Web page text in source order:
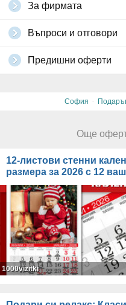
За фирмата
Въпроси и отговори
Предишни оферти
София ·
Още
12-листови стенни
размера за 2026 с 12
1000vizitki